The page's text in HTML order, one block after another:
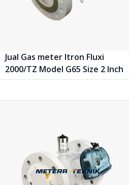
Jual Gas meter Itron Fluxi
2000/TZ Model G65 Size 2 Inch